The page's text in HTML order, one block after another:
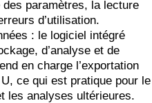
paramètres, la lecture
d’utilisation.
: le logiciel intégré
d’analyse et de
en charge l’exportation
ce qui est pratique pour le
les analyses ultérieures.